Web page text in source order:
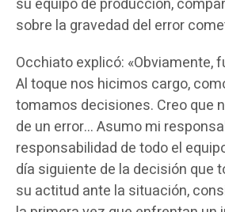
sobre la gravedad del error
Occhiato explicó: «Obviamente,
Al toque nos hicimos cargo,
tomamos decisiones. Creo que
de un error… Asumo mi
responsabilidad de todo el
día siguiente de la decisión que
su actitud ante la situación,